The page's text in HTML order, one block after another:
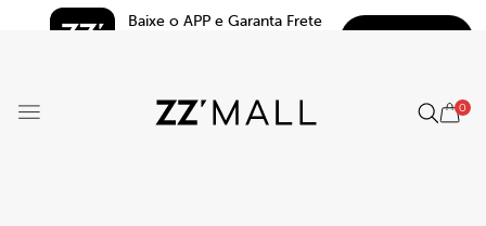
Baixe o APP e Garanta Frete
0